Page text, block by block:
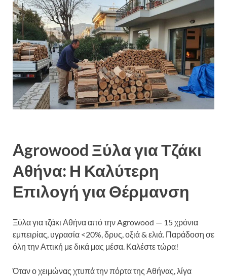
Agrowood Ξύλα για Τζάκι
Αθήνα: Η Καλύτερη
Επιλογή για Θέρμανση
Ξύλα για τζάκι Αθήνα από την Agrowood — 15 χρόνια
εμπειρίας, υγρασία <20%, δρυς, οξιά & ελιά. Παράδοση σε
όλη την Αττική με δικά μας μέσα. Καλέστε τώρα!
Όταν ο χειμώνας χτυπά την πόρτα της Αθήνας, λίγα